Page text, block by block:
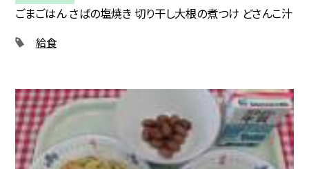
ごまごはん さばの塩焼き 切り干し大根の煮つけ どさんこ汁
給食